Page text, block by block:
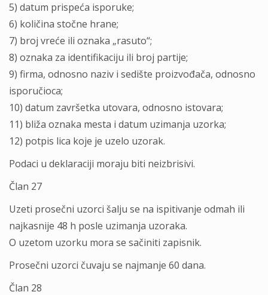
5) datum prispeća isporuke;
6) količina stočne hrane;
7) broj vreće ili oznaka „rasuto“;
8) oznaka za identifikaciju ili broj partije;
9) firma, odnosno naziv i sedište proizvođača, odnosno
isporučioca;
10) datum završetka utovara, odnosno istovara;
11) bliža oznaka mesta i datum uzimanja uzorka;
12) potpis lica koje je uzelo uzorak.
Podaci u deklaraciji moraju biti neizbrisivi.
Član 27
Uzeti prosečni uzorci šalju se na ispitivanje odmah ili
najkasnije 48 h posle uzimanja uzoraka.
O uzetom uzorku mora se sačiniti zapisnik.
Prosečni uzorci čuvaju se najmanje 60 dana.
Član 28